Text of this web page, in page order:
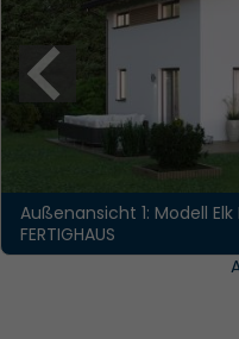
Außenansicht 1: Modell Elk
FERTIGHAUS